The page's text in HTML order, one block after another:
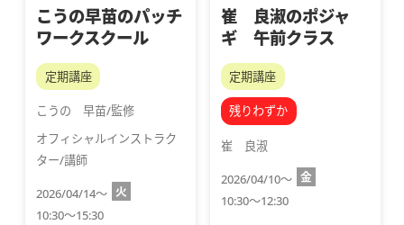
こうの早苗のパッチ
ワークスクール
定期講座
こうの　早苗/監修
オフィシャルインストラク
ター/講師
2026/04/14～ 火
10:30～15:30
崔 良淑のポジャ
ギ 午前クラス
定期講座
残りわずか
崔　良淑
2026/04/10～ 金
10:30～12:30